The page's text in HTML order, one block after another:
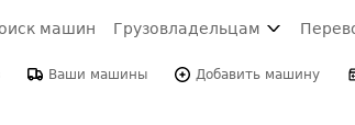
машин Грузовладельцам
Ваши машины Добавить машину